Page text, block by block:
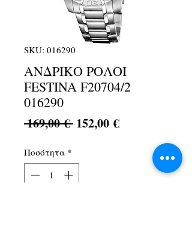
SKU: 016290
ΑΝΔΡΙΚΟ ΡΟΛΟΙ
FESTINA F20704/2
016290
169,00 € Κανονική
152,00 €Τιμή
Έκπτωσης
Ποσότητα *